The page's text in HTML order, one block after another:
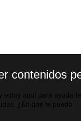
contenidos